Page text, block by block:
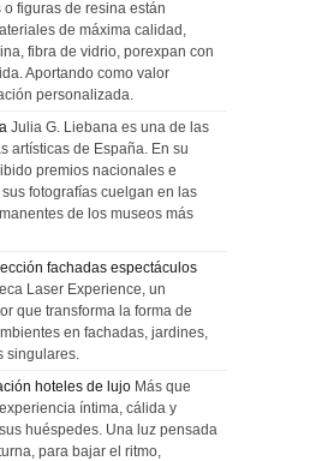
figuras de resina están
de máxima calidad,
fibra de vidrio, porexpan con
Aportando como valor
personalizada.
Julia G. Liebana es una de las
artísticas de España. En su
premios nacionales e
fotografías cuelgan en las
de los museos más
fachadas espectáculos
Laser Experience, un
que transforma la forma de
en fachadas, jardines,
singulares.
hoteles de lujo Más que
íntima, cálida y
huéspedes. Una luz pensada
para bajar el ritmo,